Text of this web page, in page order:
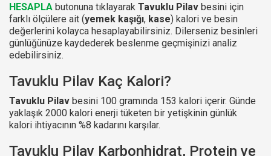
HESAPLA butonuna tıklayarak Tavuklu Pilav besini için
farklı ölçülere ait (yemek kaşığı, kase) kalori ve besin
değerlerini kolayca hesaplayabilirsiniz. Dilerseniz besinleri
günlüğünüze kaydederek beslenme geçmişinizi analiz
edebilirsiniz.
Tavuklu Pilav Kaç Kalori?
Tavuklu Pilav besini 100 gramında 153 kalori içerir. Günde
yaklaşık 2000 kalori enerji tüketen bir yetişkinin günlük
kalori ihtiyacının %8 kadarını karşılar.
Tavuklu Pilav Karbonhidrat, Protein ve